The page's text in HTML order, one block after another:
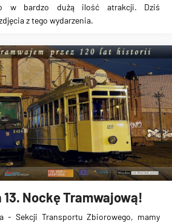
w bardzo dużą ilość atrakcji. Dziś
z tego wydarzenia.
Nockę Tramwajową!
- Sekcji Transportu Zbiorowego, mamy